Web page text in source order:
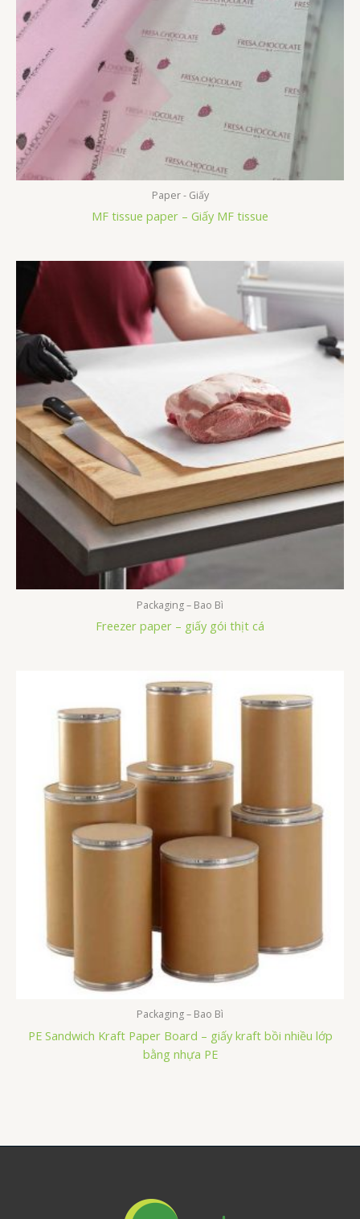
Paper - Giấy
MF tissue paper – Giấy MF tissue
Packaging – Bao Bì
Freezer paper – giấy gói thịt cá
Packaging – Bao Bì
PE Sandwich Kraft Paper Board – giấy kraft bồi nhiều lớp
bằng nhựa PE